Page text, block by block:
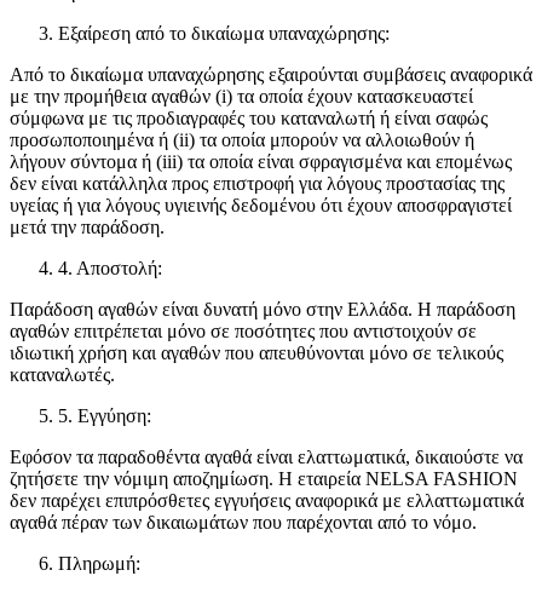
Εξαίρεση από το δικαίωμα υπαναχώρησης:
Από το δικαίωμα υπαναχώρησης εξαιρούνται συμβάσεις αναφορικά
με την προμήθεια αγαθών (i) τα οποία έχουν κατασκευαστεί
σύμφωνα με τις προδιαγραφές του καταναλωτή ή είναι σαφώς
προσωποποιημένα ή (ii) τα οποία μπορούν να αλλοιωθούν ή
λήγουν σύντομα ή (iii) τα οποία είναι σφραγισμένα και επομένως
δεν είναι κατάλληλα προς επιστροφή για λόγους προστασίας της
υγείας ή για λόγους υγιεινής δεδομένου ότι έχουν αποσφραγιστεί
μετά την παράδοση.
4. Αποστολή:
Παράδοση αγαθών είναι δυνατή μόνο στην Ελλάδα. Η παράδοση
αγαθών επιτρέπεται μόνο σε ποσότητες που αντιστοιχούν σε
ιδιωτική χρήση και αγαθών που απευθύνονται μόνο σε τελικούς
καταναλωτές.
5. Εγγύηση:
Εφόσον τα παραδοθέντα αγαθά είναι ελαττωματικά, δικαιούστε να
ζητήσετε την νόμιμη αποζημίωση. Η εταιρεία NELSA FASHION
δεν παρέχει επιπρόσθετες εγγυήσεις αναφορικά με ελλαττωματικά
αγαθά πέραν των δικαιωμάτων που παρέχονται από το νόμο.
Πληρωμή: